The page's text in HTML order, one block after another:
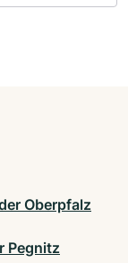
Oberpfalz
Pegnitz